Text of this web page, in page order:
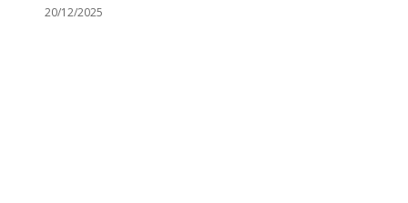
20/12/2025